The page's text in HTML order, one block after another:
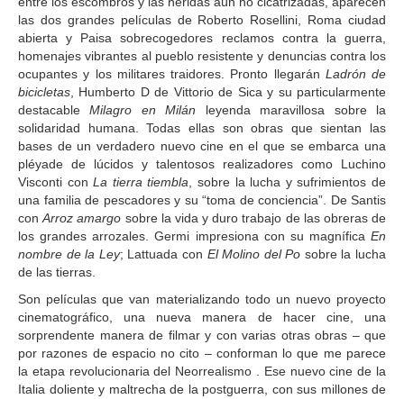
las dos grandes películas de Roberto Rosellini, Roma ciudad
abierta y Paisa sobrecogedores reclamos contra la guerra,
homenajes vibrantes al pueblo resistente y denuncias contra los
ocupantes y los militares traidores. Pronto llegarán Ladrón de
bicicletas , Humberto D de Vittorio de Sica y su particularmente
destacableMilagro en Milán leyenda maravillosa sobre la
solidaridad humana. Todas ellas son obras que sientan las
bases de un verdadero nuevo cine en el que se embarca una
pléyade de lúcidos y talentosos realizadores como Luchino
Visconti con La tierra tiembla , sobre la lucha y sufrimientos de
una familia de pescadores y su “toma de conciencia”. De Santis
conArroz amargo sobre la vida y duro trabajo de las obreras de
los grandes arrozales. Germi impresiona con su magnífica En
nombre de la Ley; Lattuada con El Molino del Po sobre la lucha
de las tierras.
Son películas que van materializando todo un nuevo proyecto
cinematográfico, una nueva manera de hacer cine, una
sorprendente manera de filmar y con varias otras obras – que
por razones de espacio no cito – conforman lo que me parece
la etapa revolucionaria del Neorrealismo . Ese nuevo cine de la
Italia doliente y maltrecha de la postguerra, con sus millones de